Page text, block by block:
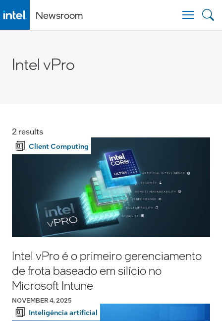
Newsroom
Intel vPro
2 results
Client Computing
Intel vPro é o primeiro gerenciamento
de frota baseado em silício no
Microsoft Intune
NOVEMBER 4, 2025
Inteligência artificial